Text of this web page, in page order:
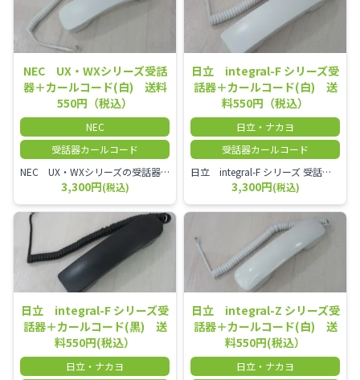
NEC UX・WXシリーズ受話
器＋カールコード(白) 送料
550円（税込）
NEC
受話器カールコード
NEC UX・WXシリーズの受話器とカールコードセット／本商品は中古品となります。 写真では分かりにくいキズ・汚れなどの使用感があります。 経年変化で日焼けの色味が強くなる場合がございます。 予めご理解・ご了承頂きますようお願いいたします。
3,300円(税込)
日立 integral-F シリーズ受
話器＋カールコード(白) 送
料550円（税込）
日立・ナカヨ
受話器カールコード
日立 integral-F シリーズ 受話器＋カールコード セット（白）／本商品は中古品となります。 写真では分かりにくいキズ・汚れなどの使用感があります。 経年変化で日焼けの色味が強くなる場合がございます。 予めご理解・ご了承頂きますようお願いいたします。
3,300円(税込)
日立 integral-F シリーズ受
話器＋カールコード(黒) 送
料550円(税込）
日立・ナカヨ
日立 integral-Z シリーズ受
話器＋カールコード(白) 送
料550円(税込）
日立・ナカヨ